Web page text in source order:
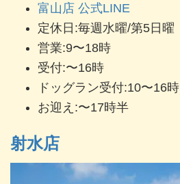
富山店 公式LINE
定休日:毎週水曜/第5日曜
営業:9〜18時
受付:〜16時
ドッグラン受付:10〜16時
お迎え:〜17時半
射水店